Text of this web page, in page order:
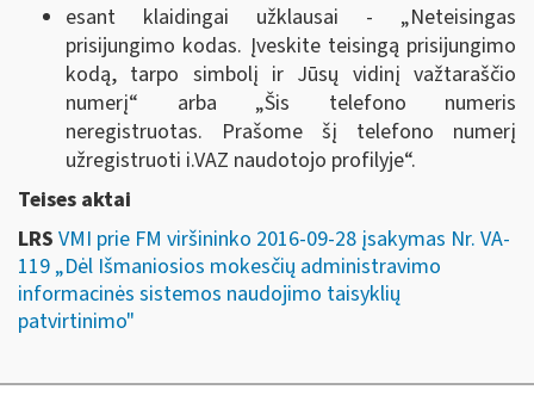
esant klaidingai užklausai - „Neteisingas
prisijungimo kodas. Įveskite teisingą prisijungimo
kodą, tarpo simbolį ir Jūsų vidinį važtaraščio
numerį“ arba „Šis telefono numeris
neregistruotas. Prašome šį telefono numerį
užregistruoti i.VAZ naudotojo profilyje“.
Teises aktai
LRS VMI prie FM viršininko 2016-09-28 įsakymas Nr. VA-
119 „Dėl Išmaniosios mokesčių administravimo
informacinės sistemos naudojimo taisyklių
patvirtinimo"